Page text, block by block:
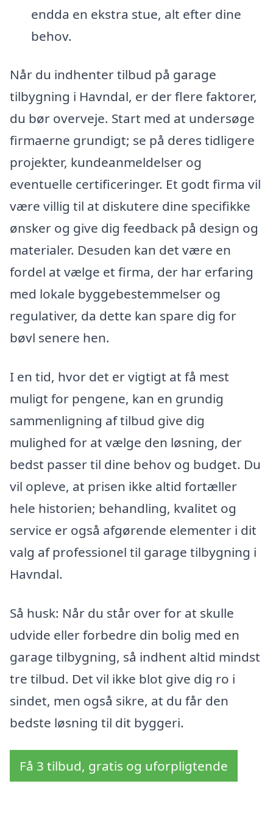
endda en ekstra stue, alt efter dine
behov.
Når du indhenter tilbud på garage
tilbygning i Havndal, er der flere faktorer,
du bør overveje. Start med at undersøge
firmaerne grundigt; se på deres tidligere
projekter, kundeanmeldelser og
eventuelle certificeringer. Et godt firma vil
være villig til at diskutere dine specifikke
ønsker og give dig feedback på design og
materialer. Desuden kan det være en
fordel at vælge et firma, der har erfaring
med lokale byggebestemmelser og
regulativer, da dette kan spare dig for
bøvl senere hen.
I en tid, hvor det er vigtigt at få mest
muligt for pengene, kan en grundig
sammenligning af tilbud give dig
mulighed for at vælge den løsning, der
bedst passer til dine behov og budget. Du
vil opleve, at prisen ikke altid fortæller
hele historien; behandling, kvalitet og
service er også afgørende elementer i dit
valg af professionel til garage tilbygning i
Havndal.
Så husk: Når du står over for at skulle
udvide eller forbedre din bolig med en
garage tilbygning, så indhent altid mindst
tre tilbud. Det vil ikke blot give dig ro i
sindet, men også sikre, at du får den
bedste løsning til dit byggeri.
Få 3 tilbud, gratis og uforpligtende